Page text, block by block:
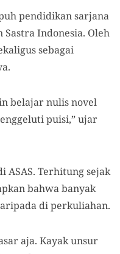
pendidikan sarjana
Sastra Indonesia. Oleh
sebagai
belajar nulis novel
puisi,” ujar
ASAS. Terhitung sejak
bahwa banyak
di perkuliahan.
aja. Kayak unsur